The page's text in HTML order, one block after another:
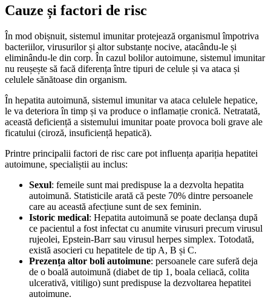
Cauze și factori de risc
În mod obișnuit, sistemul imunitar protejează organismul împotriva
bacteriilor, virusurilor și altor substanțe nocive, atacându-le și
eliminându-le din corp. În cazul bolilor autoimune, sistemul imunitar
nu reușește să facă diferența între tipuri de celule și va ataca și
celulele sănătoase din organism.
În hepatita autoimună, sistemul imunitar va ataca celulele hepatice,
le va deteriora în timp și va produce o inflamație cronică. Netratată,
această deficiență a sistemului imunitar poate provoca boli grave ale
ficatului (ciroză, insuficiență hepatică).
Printre principalii factori de risc care pot influența apariția hepatitei
autoimune, specialiștii au inclus:
Sexul: femeile sunt mai predispuse la a dezvolta hepatita
autoimună. Statisticile arată că peste 70% dintre persoanele
care au această afecțiune sunt de sex feminin.
Istoric medical: Hepatita autoimună se poate declanșa după
ce pacientul a fost infectat cu anumite virusuri precum virusul
rujeolei, Epstein-Barr sau virusul herpes simplex. Totodată,
există asocieri cu hepatitele de tip A, B și C.
Prezența altor boli autoimune: persoanele care suferă deja
de o boală autoimună (diabet de tip 1, boala celiacă, colita
ulcerativă, vitiligo) sunt predispuse la dezvoltarea hepatitei
autoimune.